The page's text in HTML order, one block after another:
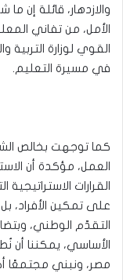
والازدهار، قائلة إن
الأمل، من تفاني
القوي لوزارة
في مسيرة التعليم.
كما توجهت بخالص
العمل، مؤكدة أن
القرارات
على تمكين الأفراد،
التقدّم الوطني،
الأساسي، يمكننا أن
مصر، ونبني مجتمعًا